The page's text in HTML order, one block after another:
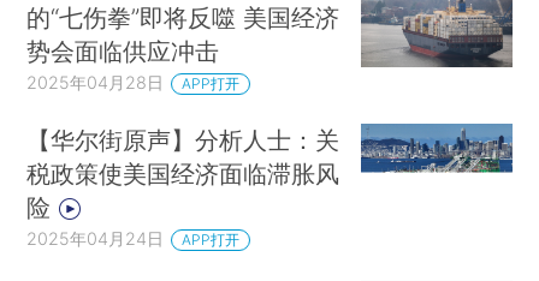
的“七伤拳”即将反噬 美国经济
势会面临供应冲击
2025年04月28日 APP打开
【华尔街原声】分析人士：关
税政策使美国经济面临滞胀风
险
2025年04月24日 APP打开